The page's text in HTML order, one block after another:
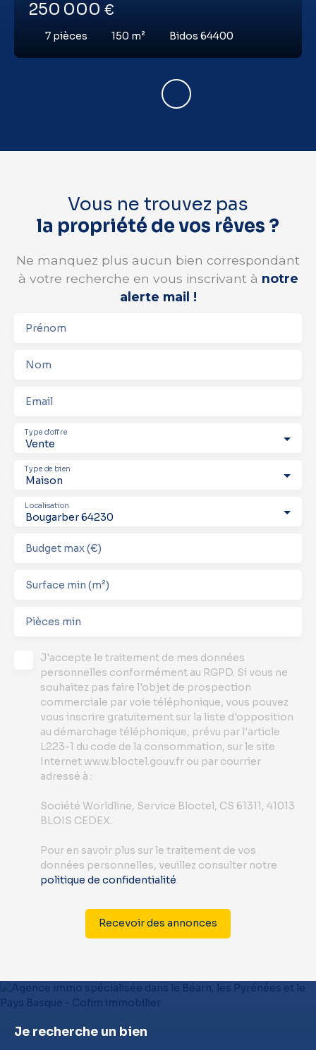
250 000 €
7 pièces 150 m² Bidos 64400
Vous ne trouvez pas
la propriété de vos rêves ?
Ne manquez plus aucun bien correspondant
à votre recherche en vous inscrivant à notre
alerte mail !
Prénom
Nom
Email
Vente
Type d'offre
Maison
Type de bien
Bougarber 64230
Localisation
Budget max (€)
Surface min (m²)
Pièces min
J'accepte le traitement de mes données
personnelles conformément au RGPD. Si vous ne
souhaitez pas faire l'objet de prospection
commerciale par voie téléphonique, vous pouvez
vous inscrire gratuitement sur la liste d'opposition
au démarchage téléphonique, prévu par l'article
L223-1 du code de la consommation, sur le site
Internet www.bloctel.gouv.fr ou par courrier
adressé à :
Société Worldline, Service Bloctel, CS 61311, 41013
BLOIS CEDEX.
Pour en savoir plus sur le traitement de vos
données personnelles, veuillez consulter notre
politique de confidentialité.
Recevoir des annonces
Je recherche un bien